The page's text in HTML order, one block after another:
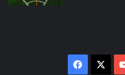
Facebook